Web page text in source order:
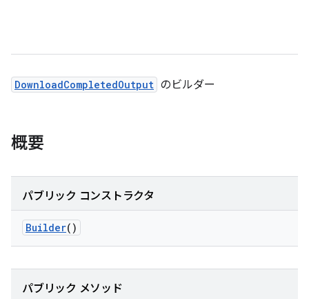
DownloadCompletedOutput のビルダー
概要
パブリック コンストラクタ
Builder()
パブリック メソッド